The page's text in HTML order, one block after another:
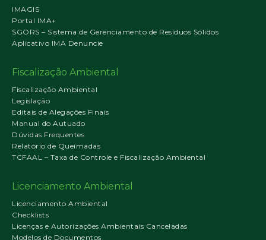
IMAGIS
Portal IMA+
SGORS – Sistema de Gerenciamento de Resíduos Sólidos
Aplicativo IMA Denuncie
Fiscalização Ambiental
Fiscalização Ambiental
Legislação
Editais de Alegações Finais
Manual do Autuado
Dúvidas Frequentes
Relatório de Queimadas
TCFAAL – Taxa de Controle e Fiscalização Ambiental
Licenciamento Ambiental
Licenciamento Ambiental
Checklists
Licenças e Autorizações Ambientais Canceladas
Modelos de Documentos